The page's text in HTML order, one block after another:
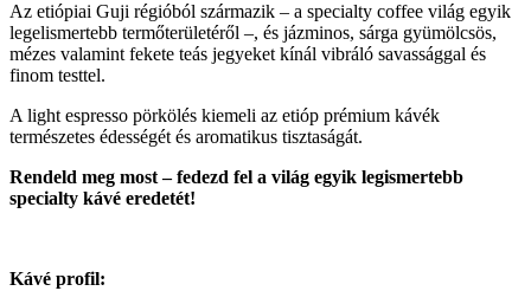
Az etiópiai Guji régióból származik – a specialty coffee világ egyik
legelismertebb termőterületéről –, és jázminos, sárga gyümölcsös,
mézes valamint fekete teás jegyeket kínál vibráló savassággal és
finom testtel.
A light espresso pörkölés kiemeli az etióp prémium kávék
természetes édességét és aromatikus tisztaságát.
Rendeld meg most – fedezd fel a világ egyik legismertebb
specialty kávé eredetét!
Kávé profil: